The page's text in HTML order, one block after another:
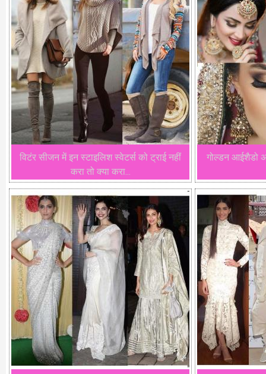
विटंर सीजन में इन स्टाइलिश स्वेटर्स को ट्राई नहीं
करा तो क्या करा...
गोल्डन आईशैडो